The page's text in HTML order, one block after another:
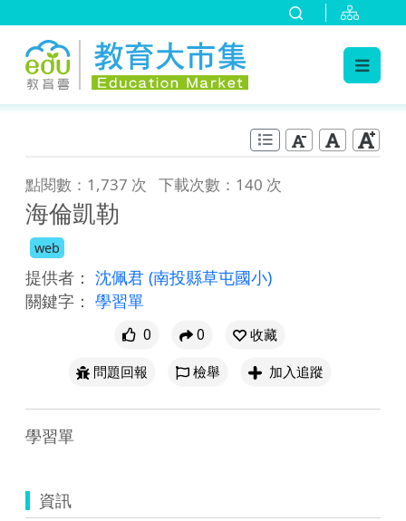
點閱數：1,737 次 下載次數：140 次
海倫凱勒
web
提供者： 沈佩君 (南投縣草屯國小)
關鍵字： 學習單
0 0
收藏
問題回報
檢舉 加入追蹤
學習單
資訊